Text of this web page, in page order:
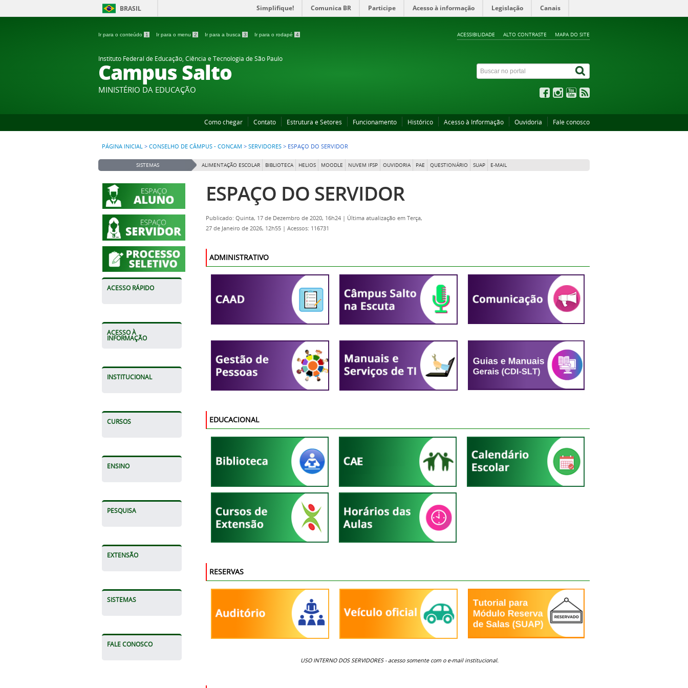
BRASIL Simplifique! Comunica BR Participe Acesso à informação Legislação Canais
Ir para o conteúdo 1 Ir para o menu 2 Ir para a busca 3 Ir para o rodapé 4 ACESSIBILIDADE ALTO CONTRASTE MAPA DO SITE
Instituto Federal de Educação, Ciência e Tecnologia de São Paulo
Campus Salto
MINISTÉRIO DA EDUCAÇÃO
Como chegar Contato Estrutura e Setores Funcionamento Histórico Acesso à Informação Ouvidoria Fale conosco
PÁGINA INICIAL > CONSELHO DE CÂMPUS - CONCAM > SERVIDORES > ESPAÇO DO SERVIDOR
SISTEMAS ALIMENTAÇÃO ESCOLAR BIBLIOTECA HELIOS MOODLE NUVEM IFSP OUVIDORIA PAE QUESTIONÁRIO SUAP E-MAIL
ACESSO RÁPIDO
ACESSO À
INFORMAÇÃO
INSTITUCIONAL
CURSOS
ENSINO
PESQUISA
EXTENSÃO
SISTEMAS
FALE CONOSCO
ESPAÇO DO SERVIDOR
Publicado: Quinta, 17 de Dezembro de 2020, 16h24 | Última atualização em Terça,
27 de Janeiro de 2026, 12h55 | Acessos: 116731
ADMINISTRATIVO
EDUCACIONAL
RESERVAS
USO INTERNO DOS SERVIDORES -acesso somente com o e-mail institucional.